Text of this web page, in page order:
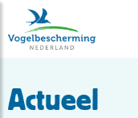
Actueel